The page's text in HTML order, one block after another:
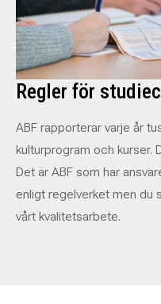
Regler för
ABF rapporterar varje år
kulturprogram och kurser.
Det är ABF som har
enligt regelverket men du
vårt kvalitetsarbete.